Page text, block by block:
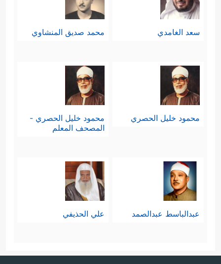
سعد الغامدي محمد صديق المنشاوي
محمود خليل الحصري
محمود خليل الحصري -
المصحف المعلم
عبدالباسط عبدالصمد علي الحذيفي